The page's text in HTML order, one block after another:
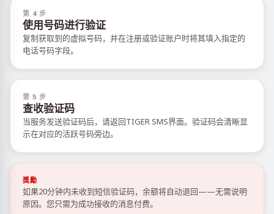
第 4 步
使用号码进行验证
复制获取到的虚拟号码，并在注册或验证账户时将其填入指定的
电话号码字段。
第 5 步
查收验证码
当服务发送验证码后，请返回TIGER SMS界面。验证码会清晰显
示在对应的活跃号码旁边。
獎勵
如果20分钟内未收到短信验证码，余额将自动退回——无需说明
原因。您只需为成功接收的消息付费。